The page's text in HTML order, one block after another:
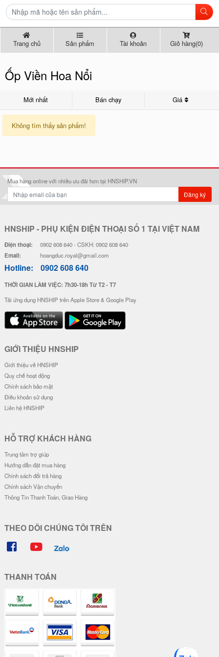
Trang chủ Sản phẩm Tài khoản Giỏ hàng(0)
Ốp Viền Hoa Nổi
Mới nhất Bán chạy Giá
Không tìm thấy sản phẩm!
Mua hàng online với nhiều ưu đãi hơn tại HNSHIP.VN
Đăng ký
HNSHIP - PHỤ KIỆN ĐIỆN THOẠI SỐ 1 TẠI VIỆT NAM
Điện thoại: 0902 608 640 - CSKH: 0902 608 640
Email: hoangduc.royal@gmail.com
Hotline: 0902 608 640
THỜI GIAN LÀM VIỆC: 7h30-18h Từ T2 - T7
Tải ứng dụng HNSHIP trên Apple Store & Google Play
GIỚI THIỆU HNSHIP
Giới thiệu về HNSHIP
Quy chế hoạt động
Chính sách bảo mật
Điều khoản sử dụng
Liên hệ HNSHIP
HỖ TRỢ KHÁCH HÀNG
Trung tâm trợ giúp
Hướng dẫn đặt mua hàng
Chính sách đổi trả hàng
Chính sách Vận chuyển
Thông Tin Thanh Toán, Giao Hàng
THEO DÕI CHÚNG TÔI TRÊN
THANH TOÁN